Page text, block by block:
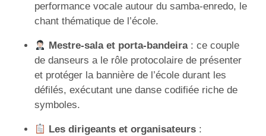
performance vocale autour du samba-enredo, le
chant thématique de l’école.
Mestre-sala et porta-bandeira: ce couple
de danseurs a le rôle protocolaire de présenter
et protéger la bannière de l’école durant les
défilés, exécutant une danse codifiée riche de
symboles.
Les dirigeants et organisateurs :